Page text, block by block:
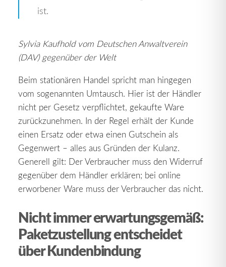
ist.
Sylvia Kaufhold vom Deutschen Anwaltverein
(DAV) gegenüber der Welt
Beim stationären Handel spricht man hingegen
vom sogenannten Umtausch. Hier ist der Händler
nicht per Gesetz verpflichtet, gekaufte Ware
zurückzunehmen. In der Regel erhält der Kunde
einen Ersatz oder etwa einen Gutschein als
Gegenwert – alles aus Gründen der Kulanz.
Generell gilt: Der Verbraucher muss den Widerruf
gegenüber dem Händler erklären; bei online
erworbener Ware muss der Verbraucher das nicht.
Nicht immer erwartungsgemäß:
Paketzustellung entscheidet
über Kundenbindung